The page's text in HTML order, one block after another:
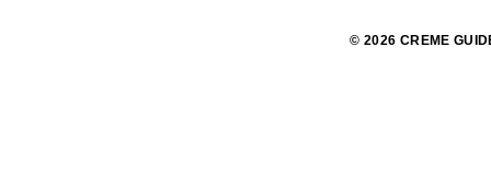
© 2026 CREME